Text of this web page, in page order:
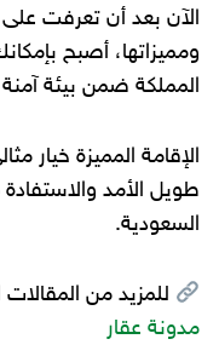
الآن بعد أن تعرفت
ومميزاتها، أصبح
المملكة ضمن بيئة
الإقامة المميزة خيار
طويل الأمد
السعودية.
للمزيد من المقالات
مدونة عقار